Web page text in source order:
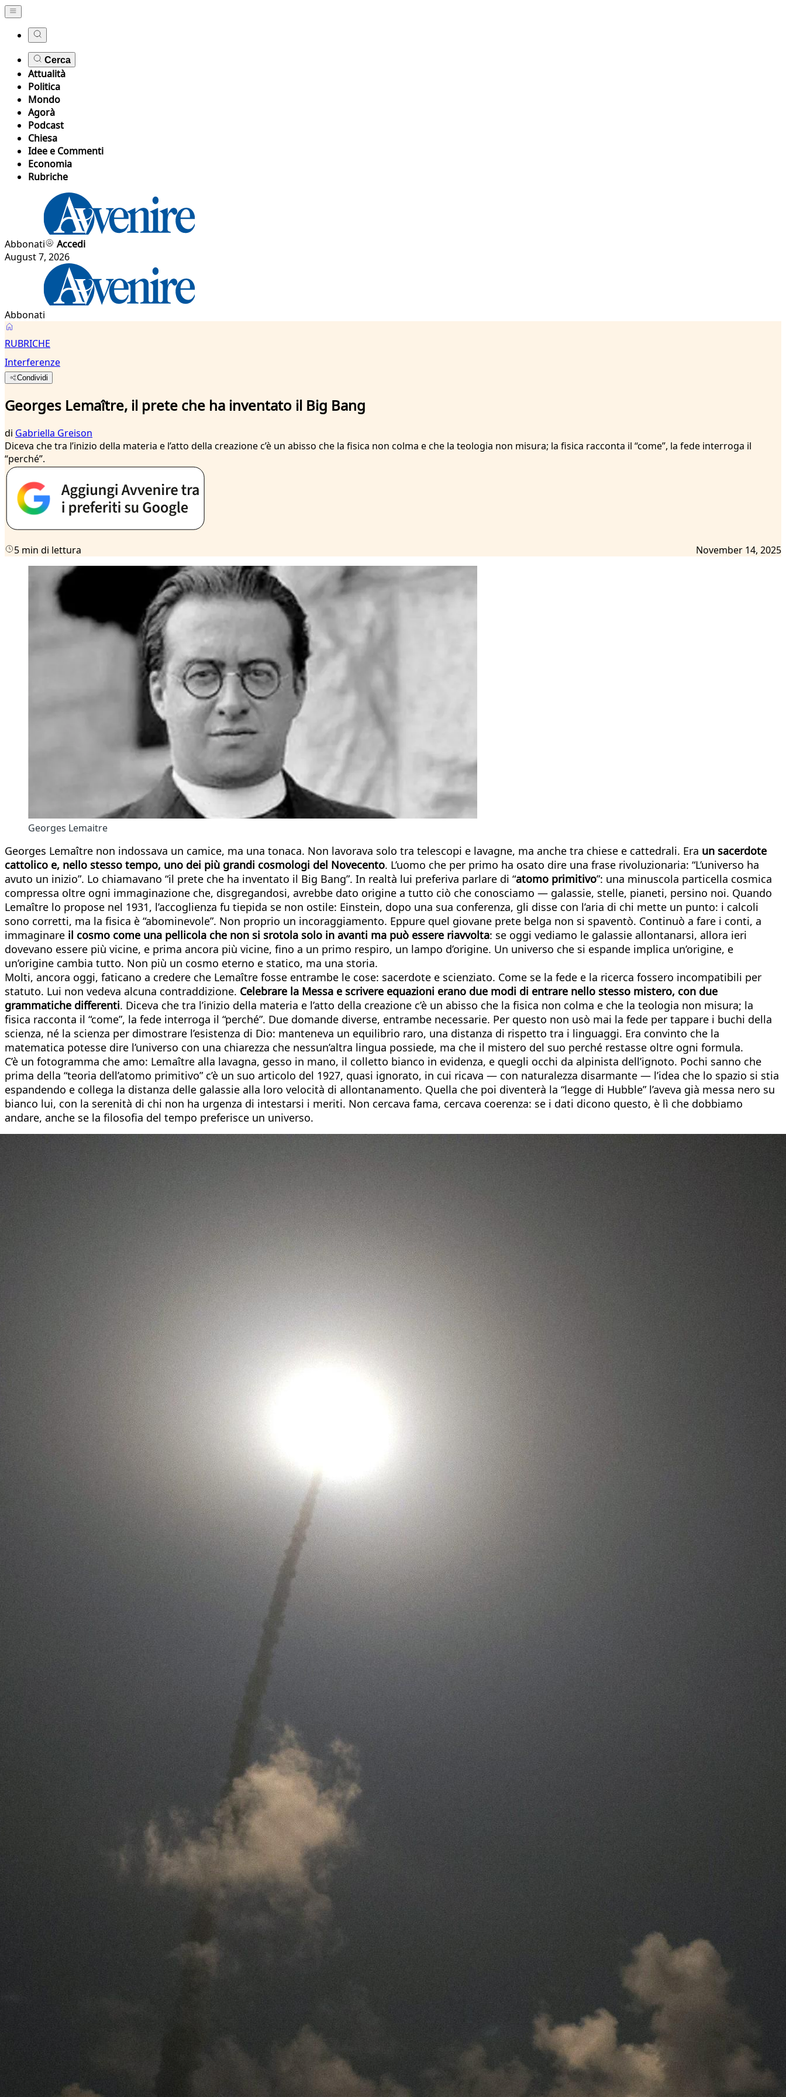
Cerca
Attualità
Politica
Mondo
Agorà
Podcast
Chiesa
Idee e Commenti
Economia
Rubriche
Abbonati
Accedi
August 7, 2026
Abbonati
RUBRICHE
Interferenze
Condividi
Georges Lemaître, il prete che ha inventato il Big Bang
di Gabriella Greison
Diceva che tra l’inizio della materia e l’atto della creazione c’è un abisso che la fisica non colma e che la teologia non misura; la fisica racconta il “come”, la fede interroga il
“perché”.
5 min di lettura November 14, 2025
Georges Lemaitre
Georges Lemaître non indossava un camice, ma una tonaca. Non lavorava solo tra telescopi e lavagne, ma anche tra chiese e cattedrali. Era un sacerdote
cattolico e, nello stesso tempo, uno dei più grandi cosmologi del Novecento. L’uomo che per primo ha osato dire una frase rivoluzionaria: “L’universo ha
avuto un inizio”. Lo chiamavano “il prete che ha inventato il Big Bang”. In realtà lui preferiva parlare di “atomo primitivo”: una minuscola particella cosmica
compressa oltre ogni immaginazione che, disgregandosi, avrebbe dato origine a tutto ciò che conosciamo — galassie, stelle, pianeti, persino noi. Quando
Lemaître lo propose nel 1931, l’accoglienza fu tiepida se non ostile: Einstein, dopo una sua conferenza, gli disse con l’aria di chi mette un punto: i calcoli
sono corretti, ma la fisica è “abominevole”. Non proprio un incoraggiamento. Eppure quel giovane prete belga non si spaventò. Continuò a fare i conti, a
immaginare il cosmo come una pellicola che non si srotola solo in avanti ma può essere riavvolta: se oggi vediamo le galassie allontanarsi, allora ieri
dovevano essere più vicine, e prima ancora più vicine, fino a un primo respiro, un lampo d’origine. Un universo che si espande implica un’origine, e
un’origine cambia tutto. Non più un cosmo eterno e statico, ma una storia.
Molti, ancora oggi, faticano a credere che Lemaître fosse entrambe le cose: sacerdote e scienziato. Come se la fede e la ricerca fossero incompatibili per
statuto. Lui non vedeva alcuna contraddizione. Celebrare la Messa e scrivere equazioni erano due modi di entrare nello stesso mistero, con due
grammatiche differenti. Diceva che tra l’inizio della materia e l’atto della creazione c’è un abisso che la fisica non colma e che la teologia non misura; la
fisica racconta il “come”, la fede interroga il “perché”. Due domande diverse, entrambe necessarie. Per questo non usò mai la fede per tappare i buchi della
scienza, né la scienza per dimostrare l’esistenza di Dio: manteneva un equilibrio raro, una distanza di rispetto tra i linguaggi. Era convinto che la
matematica potesse dire l’universo con una chiarezza che nessun’altra lingua possiede, ma che il mistero del suo perché restasse oltre ogni formula.
C’è un fotogramma che amo: Lemaître alla lavagna, gesso in mano, il colletto bianco in evidenza, e quegli occhi da alpinista dell’ignoto. Pochi sanno che
prima della “teoria dell’atomo primitivo” c’è un suo articolo del 1927, quasi ignorato, in cui ricava — con naturalezza disarmante — l’idea che lo spazio si stia
espandendo e collega la distanza delle galassie alla loro velocità di allontanamento. Quella che poi diventerà la “legge di Hubble” l’aveva già messa nero su
bianco lui, con la serenità di chi non ha urgenza di intestarsi i meriti. Non cercava fama, cercava coerenza: se i dati dicono questo, è lì che dobbiamo
andare, anche se la filosofia del tempo preferisce un universo.